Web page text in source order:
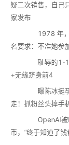
疑二次销售，自己
家发布
1978 年，
名要求：不准她参
耻辱的1-1
+无缘跻身前4
曝陈冰挺孕
走！抓粉丝头摔手
OpenAI被
币，“终于知道了